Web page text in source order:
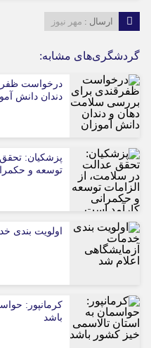
ارسال : مهر نیوز
گردشگری‌های مشابه:
درخواست
دندان دانش
پزشکیان:
توسعه و
اولویت بندی
کرمانپور:
باشد